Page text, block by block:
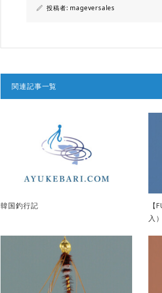
投稿者: mageversales
関連記事一覧
韓国釣行記
【
入）